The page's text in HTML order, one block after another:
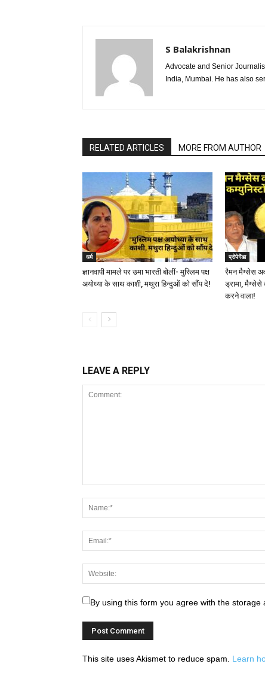
S Balakrishnan
Advocate and Senior
India, Mumbai. He has also
RELATED ARTICLES MORE FROM AUTHOR
धर्म
ज्ञानवापी मामले पर उमा भारती बोलीं- मुस्लिम पक्ष
अयोध्या के साथ काशी, मथुरा हिन्दुओं को सौंप दे!
प्रोपेगेंडा
रैमन मैग्सेस
ड्रामा, मैग्सेसे
करने वाला!
LEAVE A REPLY
By using this form you agree with the
This site uses Akismet to reduce spam. Learn